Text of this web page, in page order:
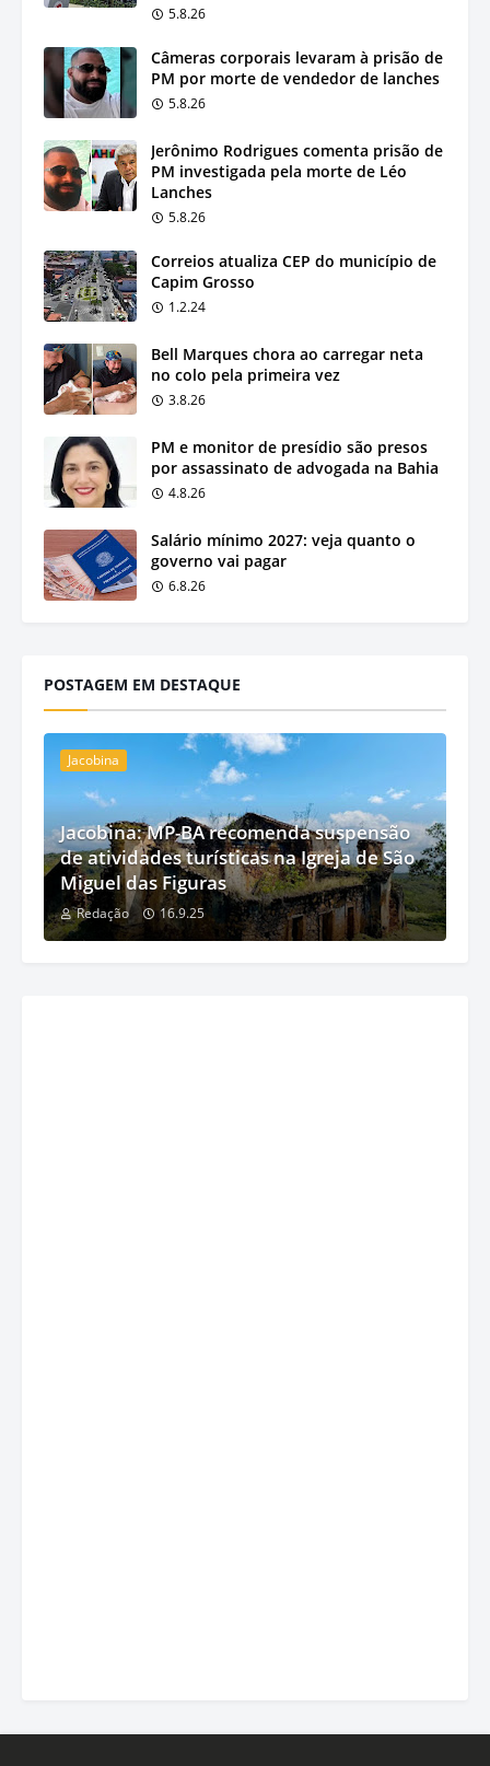
5.8.26
Câmeras corporais levaram à prisão de
PM por morte de vendedor de lanches
5.8.26
Jerônimo Rodrigues comenta prisão de
PM investigada pela morte de Léo
Lanches
5.8.26
Correios atualiza CEP do município de
Capim Grosso
1.2.24
Bell Marques chora ao carregar neta
no colo pela primeira vez
3.8.26
PM e monitor de presídio são presos
por assassinato de advogada na Bahia
4.8.26
Salário mínimo 2027: veja quanto o
governo vai pagar
6.8.26
POSTAGEM EM DESTAQUE
Jacobina
Jacobina: MP-BA recomenda suspensão
de atividades turísticas na Igreja de São
Miguel das Figuras
Redação 16.9.25